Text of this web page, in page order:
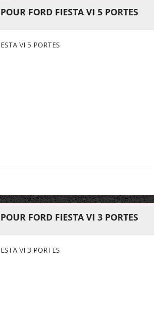
FORD FIESTA VI 5 PORTES
VI 5 PORTES
FORD FIESTA VI 3 PORTES
VI 3 PORTES